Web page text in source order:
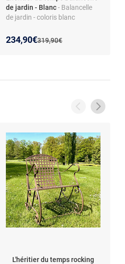
de jardin - Blanc- Balancelle
de jardin - coloris blanc
Ancien prix :
319,90€
Nouveau prix :
234,90€
Réduction de :
L'héritier du temps rocking